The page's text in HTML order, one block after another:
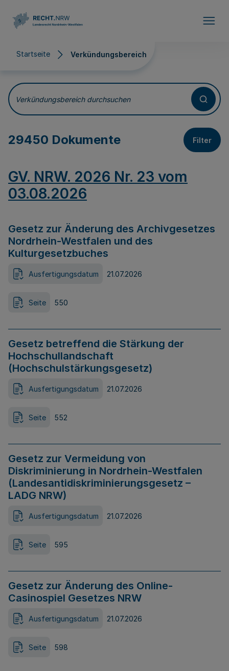
Startseite Verkündungsbereich
Verkündungsbereich
Verkündungsbereich durchsuchen
29450 Dokumente Filter
GV. NRW. 2026 Nr. 23 vom
03.08.2026
Gesetz zur Änderung des Archivgesetzes
Nordrhein-Westfalen und des
Kulturgesetzbuches
Ausfertigungsdatum 21.07.2026
Seite 550
Gesetz betreffend die Stärkung der
Hochschullandschaft
(Hochschulstärkungsgesetz)
Ausfertigungsdatum 21.07.2026
Seite 552
Gesetz zur Vermeidung von
Diskriminierung in Nordrhein-Westfalen
(Landesantidiskriminierungsgesetz –
LADG NRW)
Ausfertigungsdatum 21.07.2026
Seite 595
Gesetz zur Änderung des Online-
Casinospiel Gesetzes NRW
Ausfertigungsdatum 21.07.2026
Seite 598